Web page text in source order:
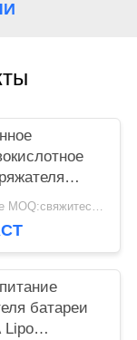
Contact me MOQ:свяжитесь я
батареи
Lipo